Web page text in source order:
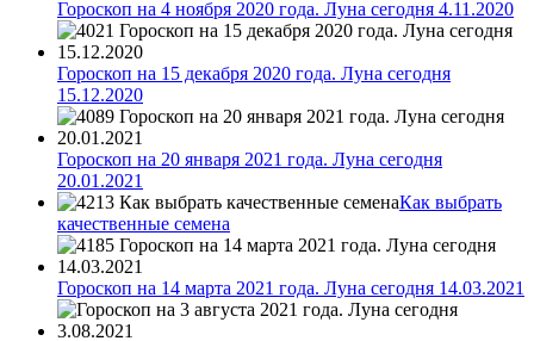
Гороскоп на 4 ноября 2020 года. Луна сегодня 4.11.2020
Гороскоп на 15 декабря 2020 года. Луна сегодня
15.12.2020
Гороскоп на 20 января 2021 года. Луна сегодня
20.01.2021
Как выбрать
качественные семена
Гороскоп на 14 марта 2021 года. Луна сегодня 14.03.2021